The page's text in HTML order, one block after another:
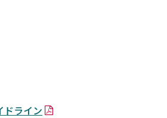
ドライン